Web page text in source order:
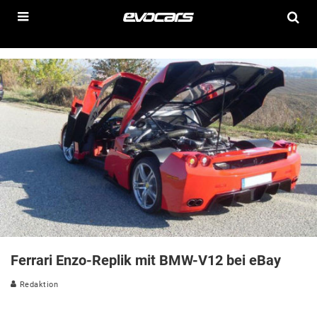
Ferrari Enzo-Replik mit BMW-V12 bei eBay
Redaktion